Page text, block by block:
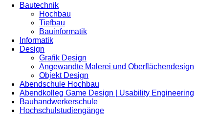
Bautechnik
Hochbau
Tiefbau
Bauinformatik
Informatik
Design
Grafik Design
Angewandte Malerei und Oberflächendesign
Objekt Design
Abendschule Hochbau
Abendkolleg Game Design | Usability Engineering
Bauhandwerkerschule
Hochschulstudiengänge